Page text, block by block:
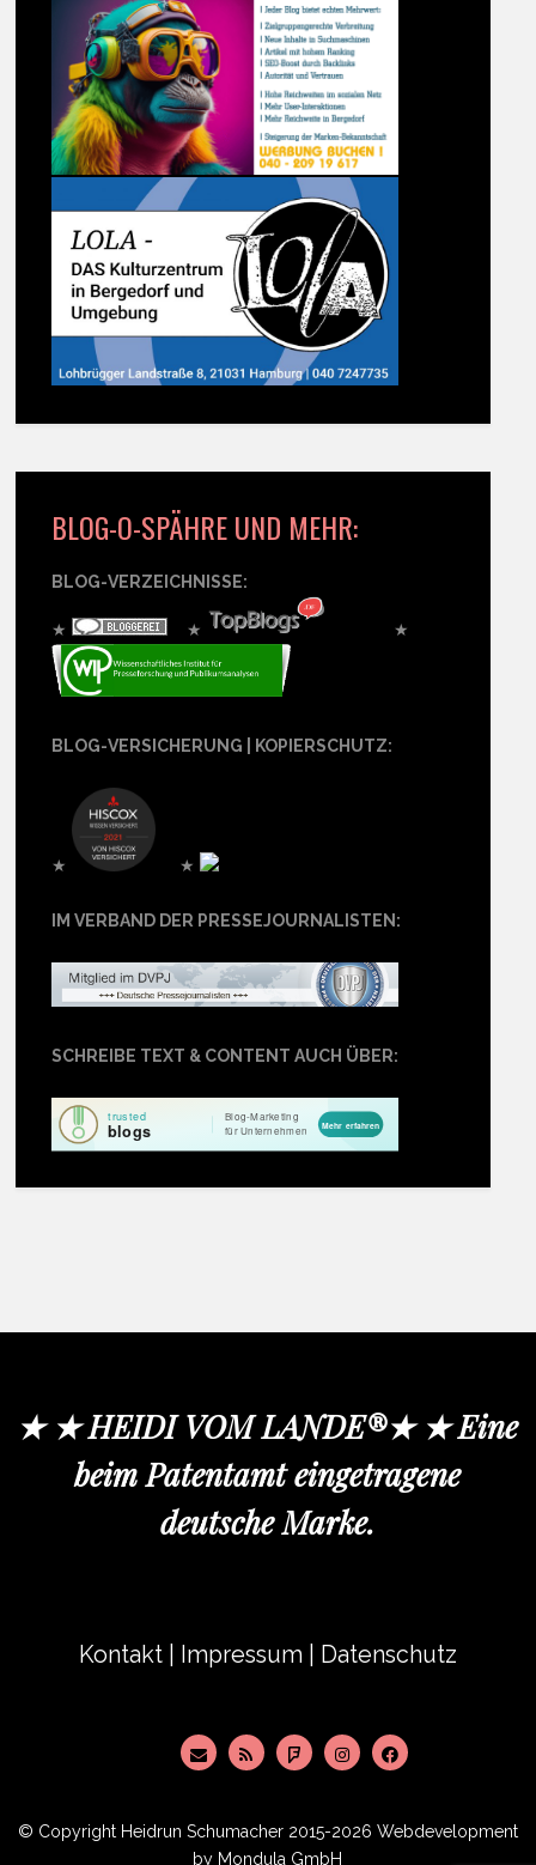
BLOG-O-SPÄHRE UND MEHR:
BLOG-VERZEICHNISSE:
★ ★ ★
BLOG-VERSICHERUNG | KOPIERSCHUTZ:
★ ★
IM VERBAND DER PRESSEJOURNALISTEN:
SCHREIBE TEXT & CONTENT AUCH ÜBER:
★ ★ HEIDI VOM LANDE®★ ★ Eine
beim Patentamt eingetragene
deutsche Marke.
Kontakt Impressum Datenschutz
© Copyright Heidrun Schumacher 2015-2026 Webdevelopment
by Mondula GmbH